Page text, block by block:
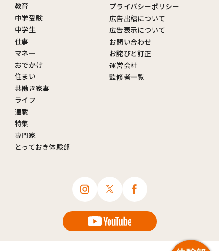
教育
中学受験
中学生
仕事
マネー
おでかけ
住まい
共働き家事
ライフ
連載
特集
専門家
とっておき体験部
プライバシーポリシー
広告出稿について
広告表示について
お問い合わせ
お詫びと訂正
運営会社
監修者一覧